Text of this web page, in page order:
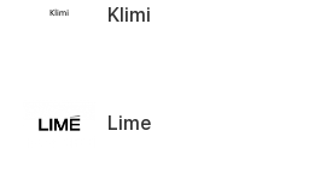
Klimi
Lime